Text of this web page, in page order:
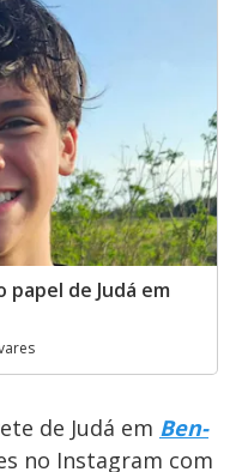
papel de Judá em
de Judá em Ben-
no Instagram com